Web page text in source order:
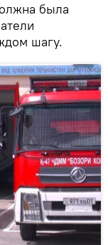
была
шагу.